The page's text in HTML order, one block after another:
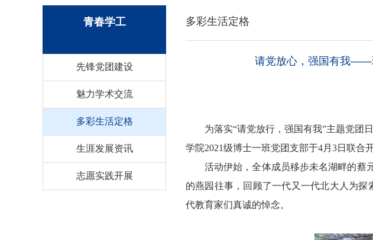
青春学工
先锋党团建设
魅力学术交流
多彩生活定格
生涯发展资讯
志愿实践开展
多彩生活定格
请党放心，强国有我——
为落实“请党放行，强国有我”主题党团
学院2021级博士一班党团支部于4月 3日 联合
活动伊始，全体成员移步未名湖畔的蔡
的燕园往事，回顾了一代又一代北大人为
代教育家们真诚的悼念。